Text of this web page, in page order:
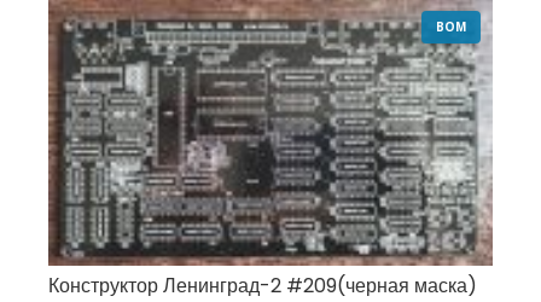
BOM
Конструктор Ленинград-2 #209(черная маска)